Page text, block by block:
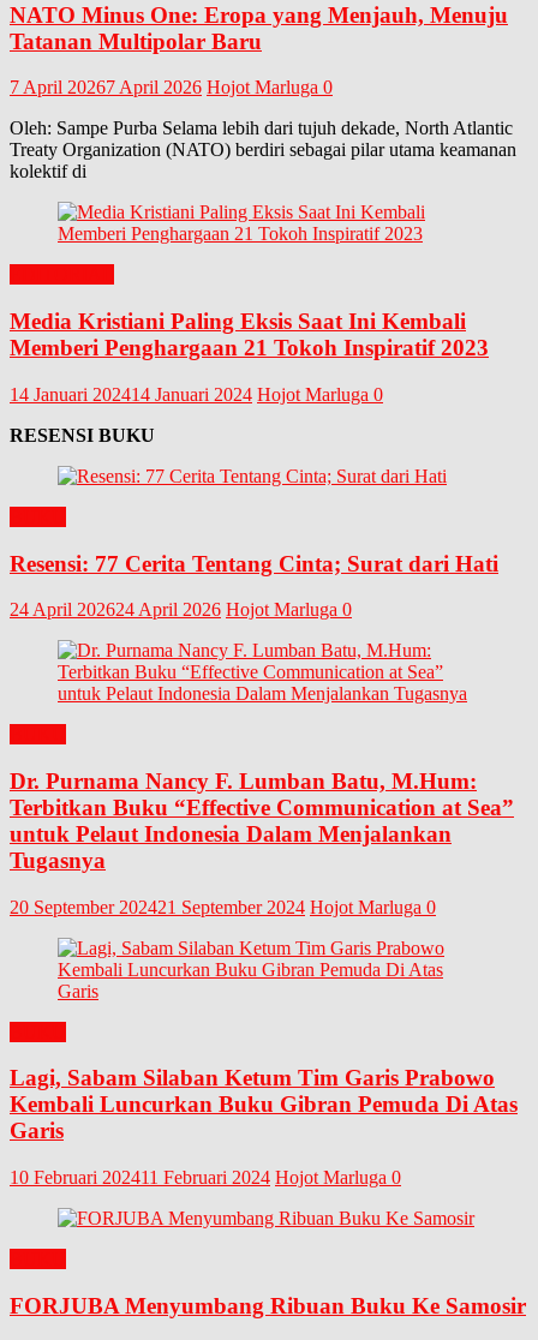
NATO Minus One: Eropa yang Menjauh, Menuju
Tatanan Multipolar Baru
7 April 20267 April 2026 Hojot Marluga 0
Oleh: Sampe Purba Selama lebih dari tujuh dekade, North Atlantic
Treaty Organization (NATO) berdiri sebagai pilar utama keamanan
kolektif di
Media Kristiani Paling Eksis Saat Ini Kembali
Memberi Penghargaan 21 Tokoh Inspiratif 2023
14 Januari 202414 Januari 2024 Hojot Marluga 0
RESENSI BUKU
Resensi: 77 Cerita Tentang Cinta; Surat dari Hati
24 April 202624 April 2026 Hojot Marluga 0
Dr. Purnama Nancy F. Lumban Batu, M.Hum:
Terbitkan Buku “Effective Communication at Sea”
untuk Pelaut Indonesia Dalam Menjalankan
Tugasnya
20 September 202421 September 2024 Hojot Marluga 0
Lagi, Sabam Silaban Ketum Tim Garis Prabowo
Kembali Luncurkan Buku Gibran Pemuda Di Atas
Garis
10 Februari 202411 Februari 2024 Hojot Marluga 0
FORJUBA Menyumbang Ribuan Buku Ke Samosir